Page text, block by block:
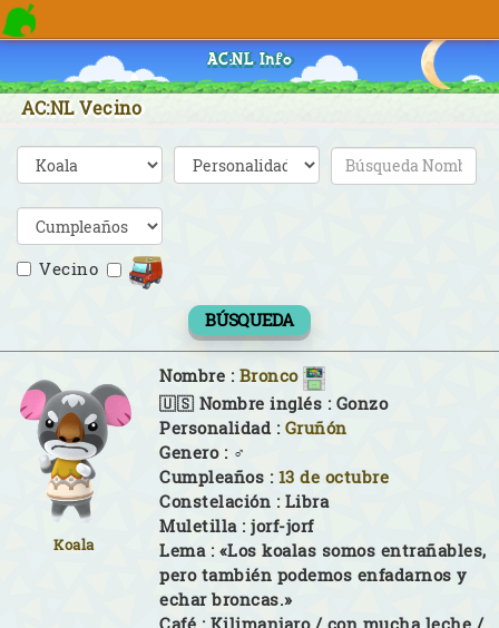
AC:NL Info
AC:NL Vecino
Vecino
BÚSQUEDA
Koala
Nombre : Bronco
🇺🇸 Nombre inglés : Gonzo
Personalidad : Gruñón
Genero : ♂
Cumpleaños : 13 de octubre
Constelación : Libra
Muletilla : jorf-jorf
Lema : «Los koalas somos entrañables,
pero también podemos enfadarnos y
echar broncas.»